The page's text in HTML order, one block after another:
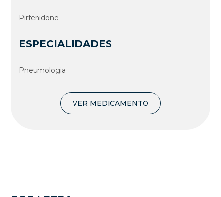
Pirfenidone
ESPECIALIDADES
Pneumologia
VER MEDICAMENTO